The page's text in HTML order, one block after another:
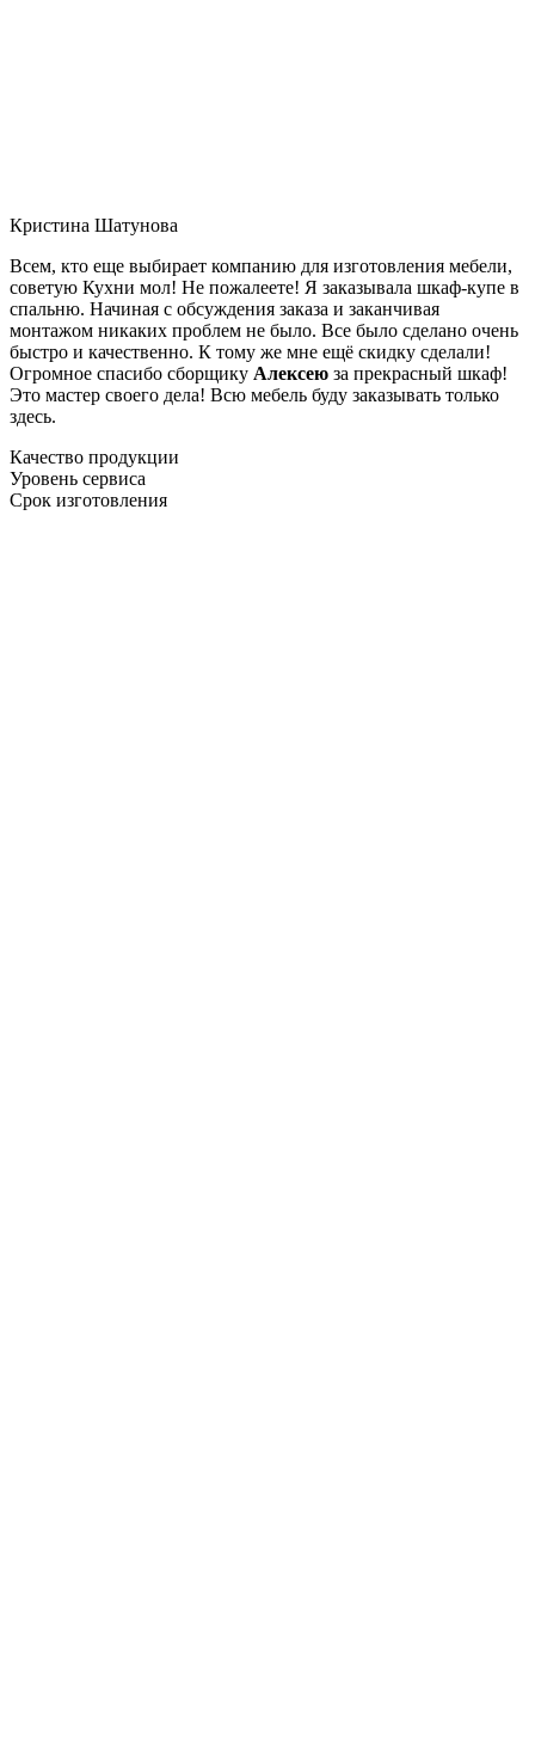
Кристина Шатунова
Всем, кто еще выбирает компанию для изготовления мебели,
советую Кухни мол! Не пожалеете! Я заказывала шкаф-купе в
спальню. Начиная с обсуждения заказа и заканчивая
монтажом никаких проблем не было. Все было сделано очень
быстро и качественно. К тому же мне ещё скидку сделали!
Огромное спасибо сборщику Алексею за прекрасный шкаф!
Это мастер своего дела! Всю мебель буду заказывать только
здесь.
Качество продукции
Уровень сервиса
Срок изготовления